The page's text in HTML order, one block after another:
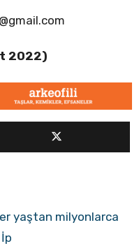
2022)
yaştan milyonlarca